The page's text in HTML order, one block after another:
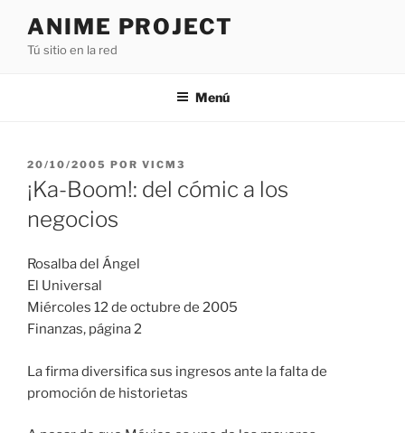
contenido
ANIME PROJECT
Tú sitio en la red
Menú
PUBLICADO
EL
20/10/2005 POR VICM3
¡Ka-Boom!: del cómic a los
negocios
Rosalba del Ángel
El Universal
Miércoles 12 de octubre de 2005
Finanzas, página 2
La firma diversifica sus ingresos ante la falta de
promoción de historietas